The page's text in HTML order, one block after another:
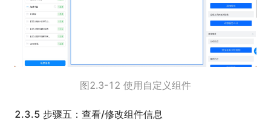
图2.3-12 使用自定义组件
2.3.5 步骤五：查看/修改组件信息